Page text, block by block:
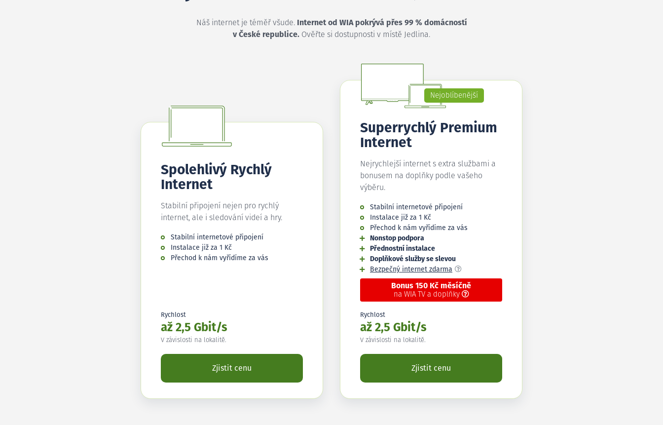
Náš internet je téměř všude.
Internet od WIA pokrývá přes 99 % domácností
v České republice. Ověřte si dostupnosti v místě Jedlina.
Spolehlivý Rychlý
Internet
Stabilní připojení nejen pro rychlý
internet, ale i sledování videí a hry.
Stabilní internetové připojení
Instalace již za 1 Kč
Přechod k nám vyřídíme za vás
Rychlost
až 2,5 Gbit/s
V závislosti na lokalitě.
Zjistit cenu
Nejoblíbenější
Superrychlý Premium
Internet
Nejrychlejší internet s extra službami a
bonusem na doplňky podle vašeho
výběru.
Stabilní internetové připojení
Instalace již za 1 Kč
Přechod k nám vyřídíme za vás
Nonstop podpora
Přednostní instalace
Doplňkové služby se slevou
Bezpečný internet zdarma
Bonus 150 Kč měsíčně
na WIA TV a doplňky
Rychlost
až 2,5 Gbit/s
V závislosti na lokalitě.
Zjistit cenu